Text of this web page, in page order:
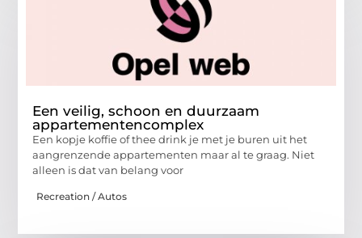
Een veilig, schoon en duurzaam
appartementencomplex
Een kopje koffie of thee drink je met je buren uit het
aangrenzende appartementen maar al te graag. Niet
alleen is dat van belang voor
Recreation / Autos